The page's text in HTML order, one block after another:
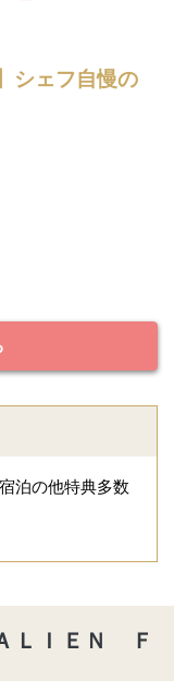
シェフ自慢の
泊の他特典多数
ＬＩＥＮ Ｆ